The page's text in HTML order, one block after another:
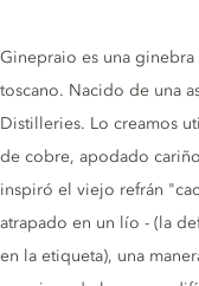
Gin description
Ginepraio es una
toscano. Nacido de una
Distilleries. Lo creamos
de cobre, apodado
inspiró el viejo refrán
atrapado en un lío - ​​(la
en la etiqueta), una